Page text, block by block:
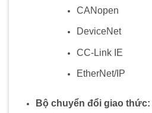
CANopen
DeviceNet
CC-Link IE
EtherNet/IP
Bộ chuyển đổi giao thức: